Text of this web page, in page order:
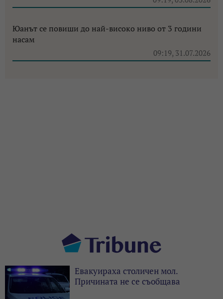
Юанът се повиши до най-високо ниво от 3 години
насам
09:19, 31.07.2026
Евакуираха столичен мол.
Причината не се съобщава